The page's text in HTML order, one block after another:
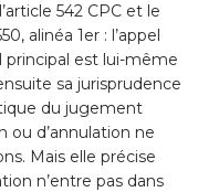
542 CPC et le
alinéa 1er : l’appel
principal est lui-même
sa jurisprudence
du jugement
ou d’annulation ne
Mais elle précise
n’entre pas dans